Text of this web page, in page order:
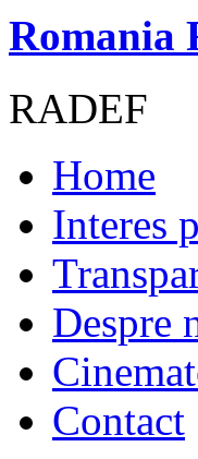
Romania
RADEF
Home
Interes
Despre
Contact